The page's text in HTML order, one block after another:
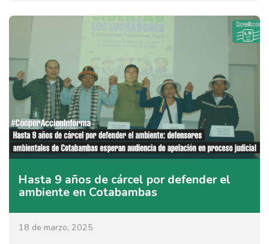
Hasta 9 años de cárcel por defender el
ambiente en Cotabambas
18 de marzo, 2025